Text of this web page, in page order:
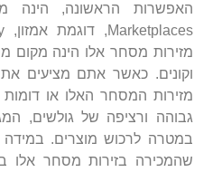
האפשרות הראשונה, הינה
מזירות מסחר אלו הינה מקום
וקונים. כאשר אתם מציעים
מזירות המסחר האלו או
גבוהה ורציפה של גולשים,
במטרה לרכוש מוצרים. במידה
שהמכירה בזירות מסחר